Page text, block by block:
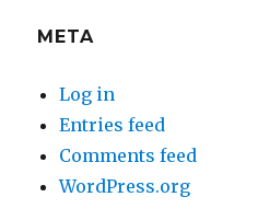
META
Log in
Entries feed
Comments feed
WordPress.org